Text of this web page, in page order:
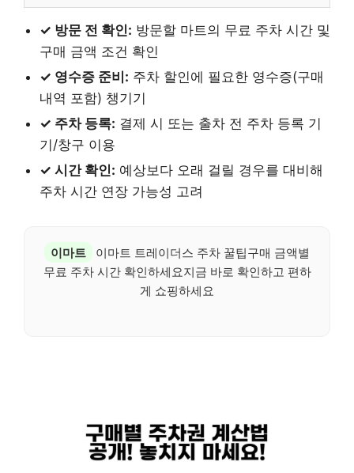
✓ 방문 전 확인: 방문할 마트의 무료 주차 시간 및
구매 금액 조건 확인
✓ 영수증 준비: 주차 할인에 필요한 영수증(구매
내역 포함) 챙기기
✓ 주차 등록: 결제 시 또는 출차 전 주차 등록 기
기/창구 이용
✓ 시간 확인: 예상보다 오래 걸릴 경우를 대비해
주차 시간 연장 가능성 고려
이마트
이마트 트레이더스 주차 꿀팁구매 금액별
무료 주차 시간 확인하세요지금 바로 확인하고 편하
게 쇼핑하세요